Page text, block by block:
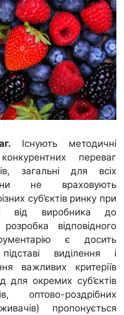
Існують методичні
переваг
загальні для всіх
не враховують
суб’єктів ринку при
від виробника до
відповідного
є досить
виділення і
важливих критеріїв
для окремих суб’єктів
оптово-роздрібних
пропонується